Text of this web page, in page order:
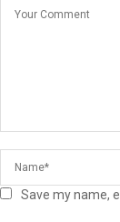
Save my name,